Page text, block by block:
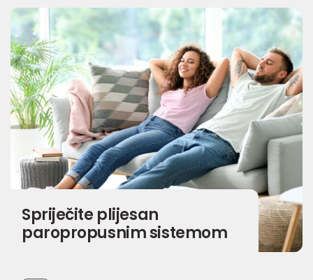
Spriječite plijesan
paropropusnim sistemom